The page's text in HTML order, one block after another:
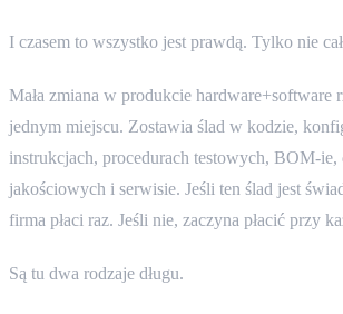
I czasem to wszystko jest prawdą. Tylko nie
Mała zmiana w produkcie hardware+software
jednym miejscu. Zostawia ślad w kodzie,
instrukcjach, procedurach testowych, BOM-ie,
jakościowych i serwisie. Jeśli ten ślad jest
firma płaci raz. Jeśli nie, zaczyna płacić przy
Są tu dwa rodzaje długu.